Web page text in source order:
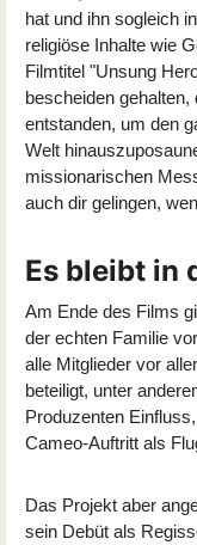
hat und ihn sogleich
religiöse Inhalte wie
Filmtitel "Unsung
bescheiden
entstanden, um den
Welt
missionarischen
auch dir gelingen,
Es bleibt in
Am Ende des Films
der echten Familie
alle Mitglieder vor
beteiligt, unter
Produzenten
Cameo-Auftritt als
Das Projekt aber
sein Debüt als